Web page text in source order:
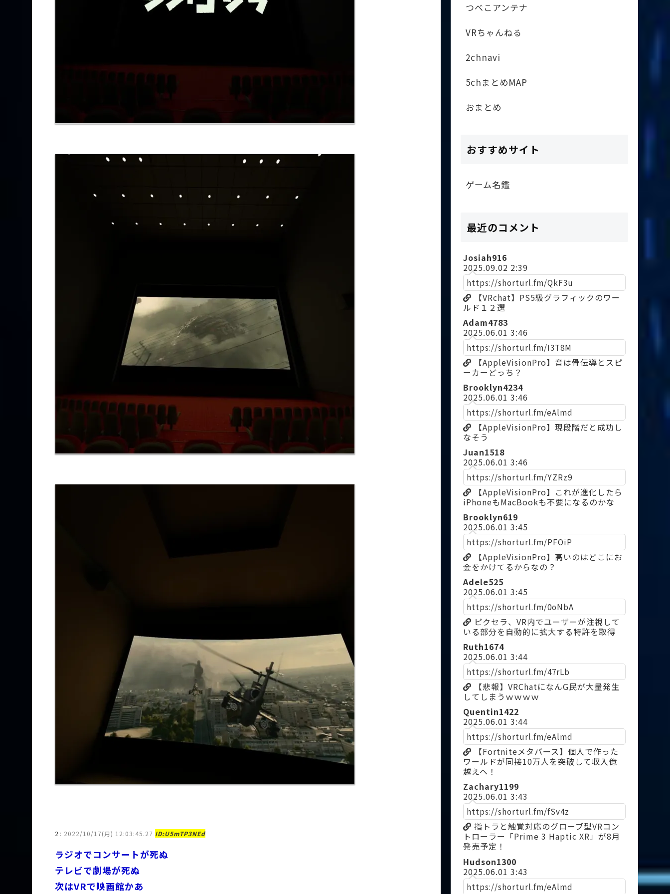
2 : 2022/10/17(月) 12:03:45.27 ID:U5mTP3NEd
ラジオでコンサートが死ぬ
テレビで劇場が死ぬ
次はVRで映画館かあ
つべこアンテナ
VRちゃんねる
2chnavi
5chまとめMAP
おまとめ
おすすめサイト
ゲーム名鑑
最近のコメント
Josiah916
2025.09.02 2:39
https://shorturl.fm/QkF3u
【VRchat】PS5級グラフィックのワー
ルド１２選
Adam4783
2025.06.01 3:46
https://shorturl.fm/I3T8M
【AppleVisionPro】音は骨伝導とスピ
ーカーどっち？
Brooklyn4234
2025.06.01 3:46
https://shorturl.fm/eAlmd
【AppleVisionPro】現段階だと成功し
なそう
Juan1518
2025.06.01 3:46
https://shorturl.fm/YZRz9
【AppleVisionPro】これが進化したら
iPhoneもMacBookも不要になるのかな
Brooklyn619
2025.06.01 3:45
https://shorturl.fm/PFOiP
【AppleVisionPro】高いのはどこにお
金をかけてるからなの？
Adele525
2025.06.01 3:45
https://shorturl.fm/0oNbA
ピクセラ、VR内でユーザーが注視して
いる部分を自動的に拡大する特許を取得
Ruth1674
2025.06.01 3:44
https://shorturl.fm/47rLb
【悲報】VRChatになんG民が大量発生
してしまうｗｗｗｗ
Quentin1422
2025.06.01 3:44
https://shorturl.fm/eAlmd
【Fortniteメタバース】個人で作った
ワールドが同接10万人を突破して収入億
越えへ！
Zachary1199
2025.06.01 3:43
https://shorturl.fm/fSv4z
指トラと触覚対応のグローブ型VRコン
トローラー「Prime 3 Haptic XR」が8月
発売予定！
Hudson1300
2025.06.01 3:43
https://shorturl.fm/eAlmd